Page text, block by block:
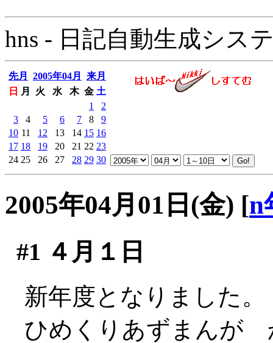
hns - 日記自動生成シス
先月 2005年04月
来月
日
月 火 水 木 金 土
1
2
3
4 5 6 7 8
9
10 11 12 13 14 15 16
17 18 19 20 21 22 23
24 25 26 27 28 29 30
2005年04月01日(金) [n
#1 ４月１日
新年度となりました。
ひめくりあずまん